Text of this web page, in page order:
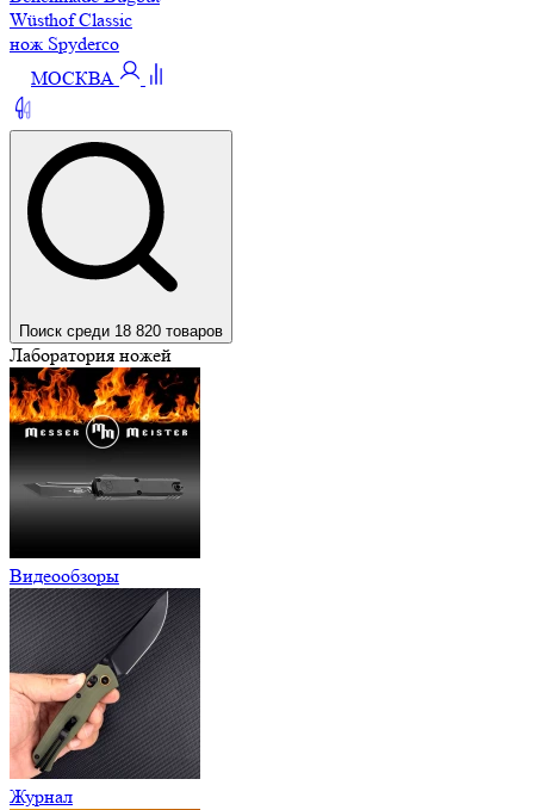
Wüsthof Classic
нож Spyderco
МОСКВА
Поиск среди 18 820 товаров
Лаборатория ножей
Видеообзоры
Журнал